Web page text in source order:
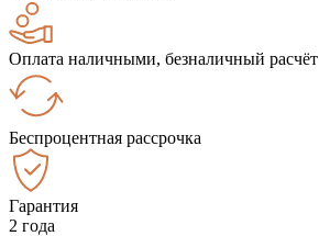
Оплата наличными, безналичный расчёт
Беспроцентная рассрочка
Гарантия
2 года